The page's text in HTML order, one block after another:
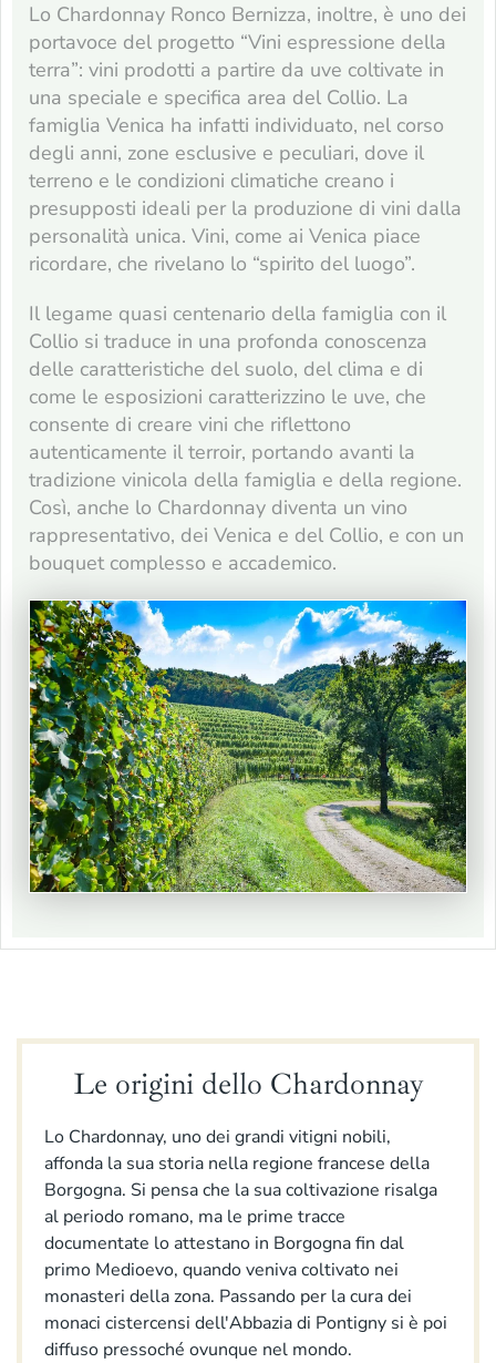
Lo Chardonnay Ronco Bernizza, inoltre, è uno dei
portavoce del progetto “Vini espressione della
terra”: vini prodotti a partire da uve coltivate in
una speciale e specifica area del Collio. La
famiglia Venica ha infatti individuato, nel corso
degli anni, zone esclusive e peculiari, dove il
terreno e le condizioni climatiche creano i
presupposti ideali per la produzione di vini dalla
personalità unica. Vini, come ai Venica piace
ricordare, che rivelano lo “spirito del luogo”.
Il legame quasi centenario della famiglia con il
Collio si traduce in una profonda conoscenza
delle caratteristiche del suolo, del clima e di
come le esposizioni caratterizzino le uve, che
consente di creare vini che riflettono
autenticamente il terroir, portando avanti la
tradizione vinicola della famiglia e della regione.
Così, anche lo Chardonnay diventa un vino
rappresentativo, dei Venica e del Collio, e con un
bouquet complesso e accademico.
Le origini dello Chardonnay
Lo Chardonnay, uno dei grandi vitigni nobili,
affonda la sua storia nella regione francese della
Borgogna. Si pensa che la sua coltivazione risalga
al periodo romano, ma le prime tracce
documentate lo attestano in Borgogna fin dal
primo Medioevo, quando veniva coltivato nei
monasteri della zona. Passando per la cura dei
monaci cistercensi dell'Abbazia di Pontigny si è poi
diffuso pressoché ovunque nel mondo.